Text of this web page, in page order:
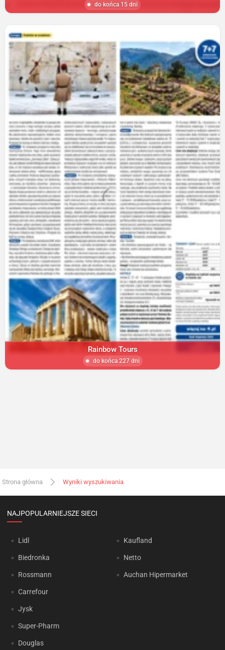
do końca 15 dni
Rainbow Tours
do końca 227 dni
Strona główna Wyniki wyszukiwania
NAJPOPULARNIEJSZE SIECI
Lidl
Biedronka
Rossmann
Carrefour
Jysk
Super-Pharm
Douglas
Kaufland
Netto
Auchan Hipermarket